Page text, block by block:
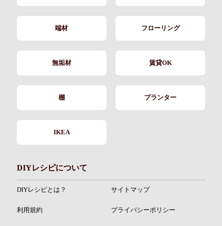
端材 フローリング
無垢材 賃貸OK
棚 プランター
IKEA
DIYレシピについて
DIYレシピとは？ サイトマップ
利用規約 プライバシーポリシー